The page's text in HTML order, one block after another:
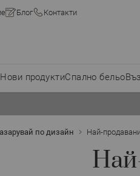
Блог Контакти
Нови продуктиСпално бельо
по дизайн Най-